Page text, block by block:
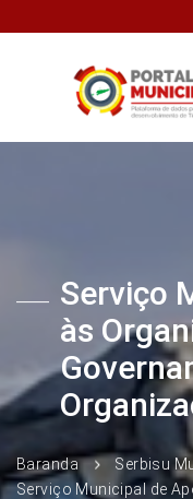
Serviço
às
Baranda
Serbisu
Serviço Municipal de